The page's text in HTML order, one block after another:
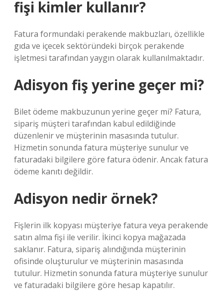
fişi kimler kullanır?
Fatura formundaki perakende makbuzları, özellikle
gıda ve içecek sektöründeki birçok perakende
işletmesi tarafından yaygın olarak kullanılmaktadır.
Adisyon fiş yerine geçer mi?
Bilet ödeme makbuzunun yerine geçer mi? Fatura,
sipariş müşteri tarafından kabul edildiğinde
düzenlenir ve müşterinin masasında tutulur.
Hizmetin sonunda fatura müşteriye sunulur ve
faturadaki bilgilere göre fatura ödenir. Ancak fatura
ödeme kanıtı değildir.
Adisyon nedir örnek?
Fişlerin ilk kopyası müşteriye fatura veya perakende
satın alma fişi ile verilir. İkinci kopya mağazada
saklanır. Fatura, sipariş alındığında müşterinin
ofisinde oluşturulur ve müşterinin masasında
tutulur. Hizmetin sonunda fatura müşteriye sunulur
ve faturadaki bilgilere göre hesap kapatılır.